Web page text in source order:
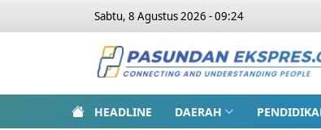
Sabtu, 8 Agustus 2026 - 09:24
HEADLINE DAERAH